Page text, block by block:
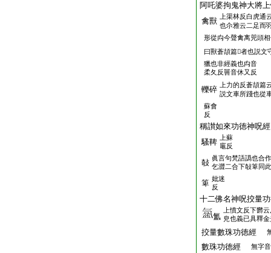
阿吒婆拘鬼神大將
禽獸
上渠林反白虎通
也尒雅云二足而
形從禸今聲禽离兕頭
曰獸蒼頡篇𡗱者也説文
獵也非經義也禸音
柔夂反嘼音休又反
轢碎
上力的反蒼頡篇
説文車所踐也從
蘇會
反
稱讃如來功徳神呪經
騷鞞
上蘇
竈反
敧 眞言句梵語譌也合作
乞澀二合下敧箄同此
箄 妣迷
反
十二佛名神呪挍量
氳
上憤文反下欝
皃也義已具釋
挍量數珠功徳經
數珠功徳經 無字